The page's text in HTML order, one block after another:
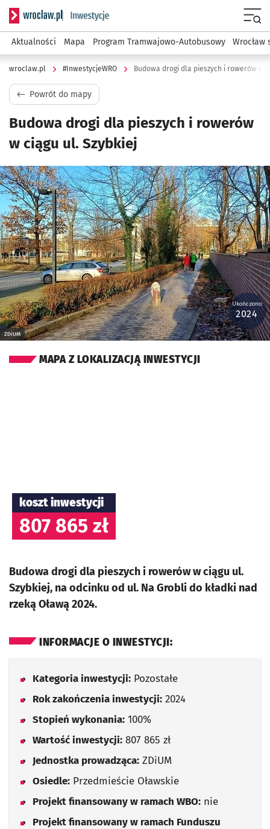
Serwis informacyjny wroclaw.pl podserwis:
Aktualności Mapa Program Tramwajowo-Autobusowy Wrocław
wroclaw.pl #InwestycjeWRO Budowa drogi dla pieszych i rowerów w
Powrót do mapy
Budowa drogi dla pieszych i rowerów
w ciągu ul. Szybkiej
Kliknij, aby powiększyć
ZDiUM
Ukończono:
2024
MAPA Z LOKALIZACJĄ INWESTYCJI
koszt inwestycji
807 865 zł
Budowa drogi dla pieszych i rowerów w ciągu ul.
Szybkiej, na odcinku od ul. Na Grobli do kładki nad
rzeką Oławą 2024.
INFORMACJE O INWESTYCJI:
Kategoria inwestycji: Pozostałe
Rok zakończenia inwestycji: 2024
Stopień wykonania: 100%
Wartość inwestycji: 807 865 zł
Jednostka prowadząca: ZDiUM
Osiedle: Przedmieście Oławskie
Projekt finansowany w ramach WBO: nie
Projekt finansowany w ramach Funduszu